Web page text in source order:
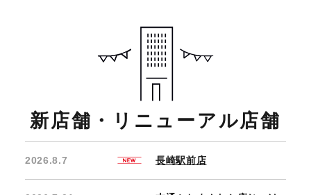
新店舗・リニューアル店舗
2026.8.7 長崎駅前店